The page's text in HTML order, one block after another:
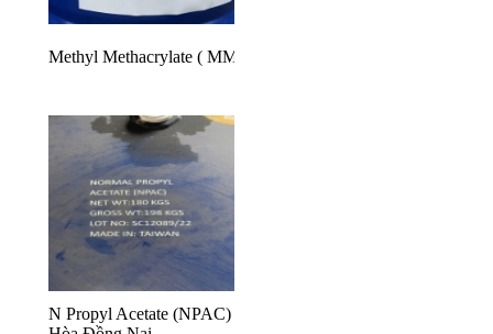
Methyl Methacrylate ( MMA )
N Propyl Acetate (NPAC) Biên